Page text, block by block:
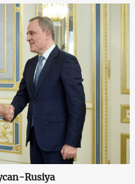
Rusiya